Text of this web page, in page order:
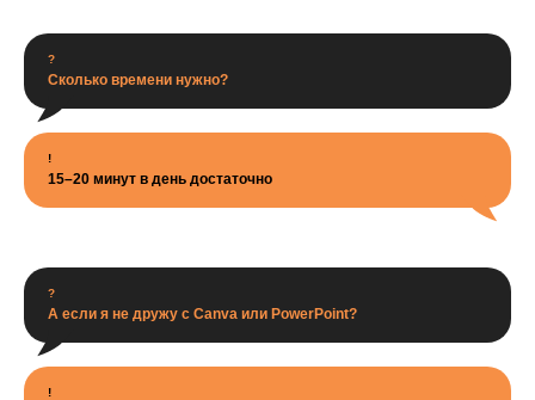
?
Сколько времени нужно?
!
15–20 минут в день достаточно
?
А если я не дружу с Canva или PowerPoint?
!